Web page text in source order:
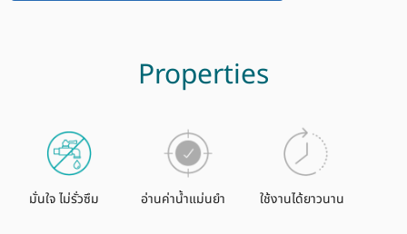
ระบบ
เดียว
quantity
Properties
มั่นใจ ไม่รั่วซึม อ่านค่าน้ำแม่นยำ ใช้งานได้ยาวนาน